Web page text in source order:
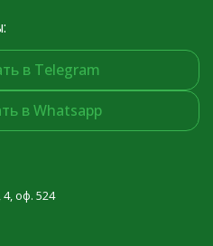
в Telegram
в Whatsapp
оф. 524